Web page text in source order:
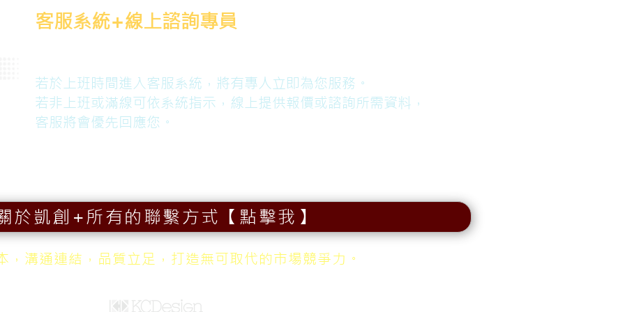
客服系統+線上諮詢專員
若於上班時間進入客服系統，將有專人立即為您服務。
若非上班或滿線可依系統指示，線上提供報價或諮詢所需資料，
客服將會優先回應您。
，溝通連結，品質立足，打造無可取代的市場競爭力。
於凱創+所有的聯繫方式【點擊我】